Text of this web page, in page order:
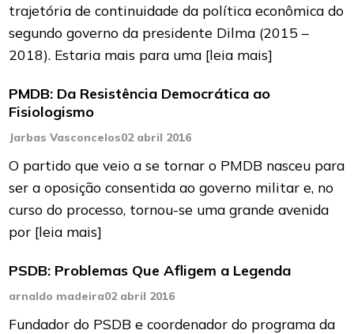
trajetória de continuidade da política econômica do
segundo governo da presidente Dilma (2015 –
2018). Estaria mais para uma [leia mais]
PMDB: Da Resistência Democrática ao
Fisiologismo
Jarbas Vasconcelos02 abril 2016
O partido que veio a se tornar o PMDB nasceu para
ser a oposição consentida ao governo militar e, no
curso do processo, tornou-se uma grande avenida
por [leia mais]
PSDB: Problemas Que Afligem a Legenda
arnaldo madeira02 abril 2016
Fundador do PSDB e coordenador do programa da